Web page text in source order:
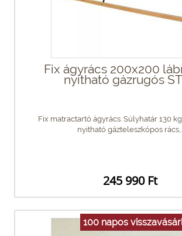
Fix ágyrács 200x200
nyitható gázrugós
Fix matractartó ágyrács. Súlyhatár 130
nyitható gázteleszkópos rács,...
245 990 Ft
100 napos